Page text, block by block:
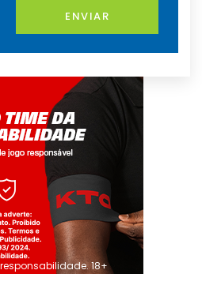
ENVIAR
18+